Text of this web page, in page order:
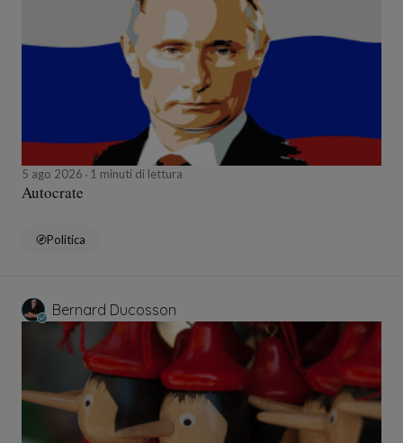
5 ago 2026 1 minuti di lettura
Autocrate
Politica
Bernard Ducosson